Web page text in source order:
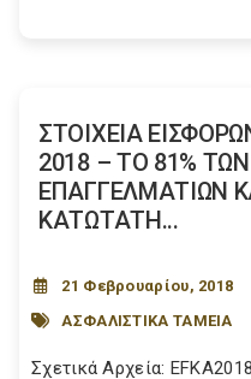
ΣΤΟΙΧΕΙΑ
2018 – TΟ 81%
ΕΠΑΓΓΕΛΜΑΤΙΩΝ
ΚΑΤΩΤΑΤΗ...
21 Φεβρουαρίου, 2018
ΑΣΦΑΛΙΣΤΙΚΑ ΤΑΜΕΙΑ
Σχετικά Αρχεία: